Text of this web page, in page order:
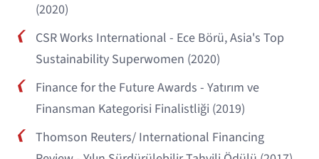
(2020)
CSR Works International - Ece Börü, Asia's Top
Sustainability Superwomen (2020)
Finance for the Future Awards - Yatırım ve
Finansman Kategorisi Finalistliği (2019)
Thomson Reuters/ International Financing